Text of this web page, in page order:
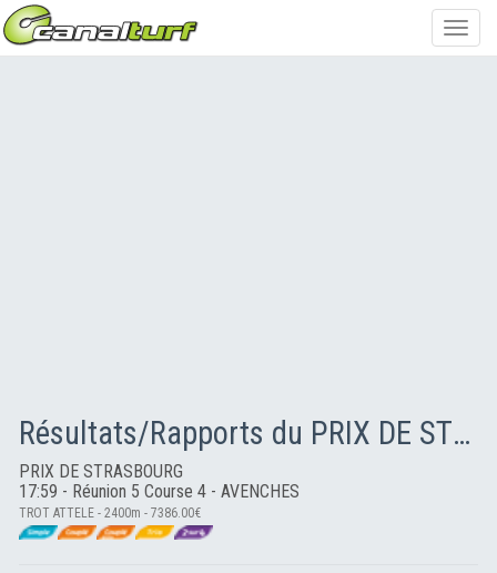
Résultats/Rapports du PRIX DE STRASBOURG
PRIX DE STRASBOURG
17:59 - Réunion 5 Course 4 - AVENCHES
TROT ATTELE - 2400m - 7386.00€